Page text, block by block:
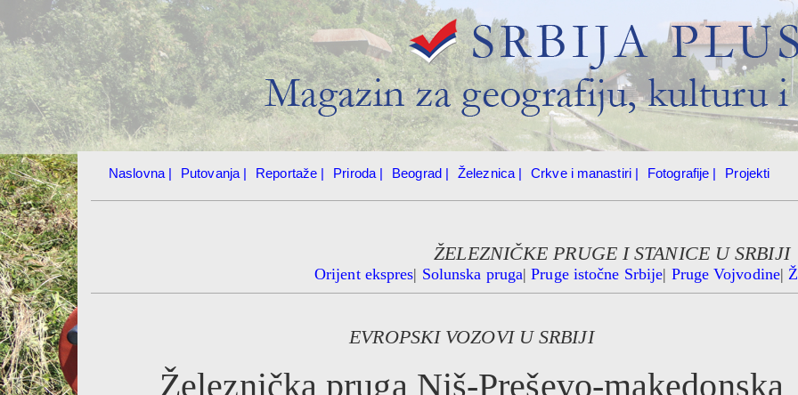
Naslovna | Putovanja | Reportaže | Priroda | Beograd | Železnica | Crkve i manastiri | Fotografije | Projekti
ŽELEZNIČKE PRUGE I STANICE U SRBIJI
Orijent ekspres| Solunska pruga|Pruge istočne Srbije| Pruge Vojvodine|
EVROPSKI VOZOVI U SRBIJI
Železnička pruga Niš-Preševo-makedonska